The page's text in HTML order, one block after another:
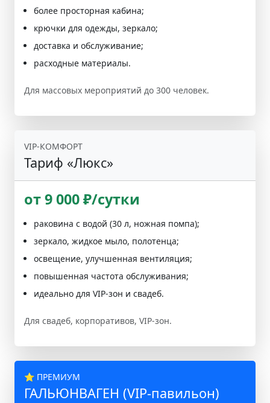
более просторная кабина;
крючки для одежды, зеркало;
доставка и обслуживание;
расходные материалы.
Для массовых мероприятий до 300 человек.
VIP-КОМФОРТ
Тариф «Люкс»
от 9 000 ₽/сутки
раковина с водой (30 л, ножная помпа);
зеркало, жидкое мыло, полотенца;
освещение, улучшенная вентиляция;
повышенная частота обслуживания;
идеально для VIP-зон и свадеб.
Для свадеб, корпоративов, VIP-зон.
⭐ ПРЕМИУМ
ГАЛЬЮНВАГЕН (VIP-павильон)